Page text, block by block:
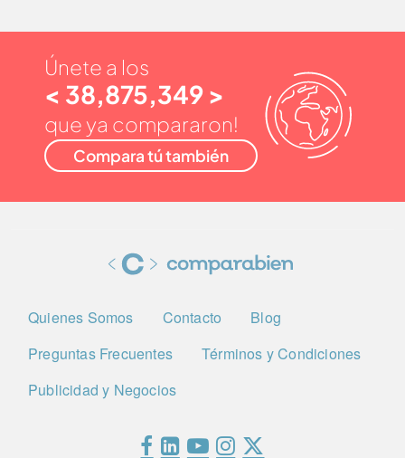
Únete a los
< 38,875,349 >
que ya compararon!
Compara tú también
Quienes Somos Contacto
Blog
Preguntas Frecuentes
Términos y Condiciones
Publicidad y Negocios